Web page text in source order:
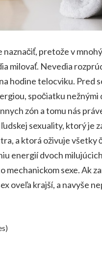
naznačiť, pretože v
milovať. Nevedia
hodine telocviku. Pred
spočiatku nežnými
zón a tomu nás
sexuality, ktorý je
a ktorá oživuje všetky
energií dvoch
mechanickom sexe. Ak
oveľa krajší, a navyše